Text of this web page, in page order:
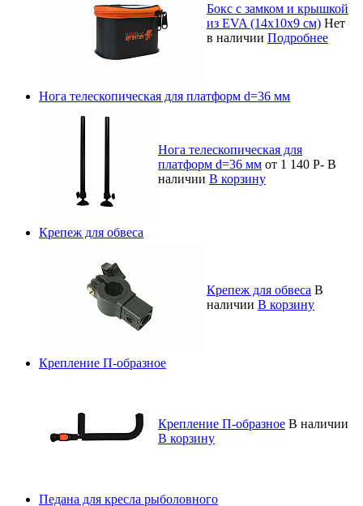
Бокс с замком и крышкой
из EVA (14х10х9 см) Нет
в наличии Подробнее
Нога телескопическая для платформ d=36 мм
Нога телескопическая для
платформ d=36 мм от 1 140 Р- В
наличии В корзину
Крепеж для обвеса
Крепеж для обвеса В
наличии В корзину
Крепление П-образное
Крепление П-образное В наличии
В корзину
Педана для кресла рыболовного